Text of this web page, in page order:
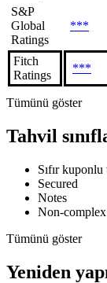
S&P
Global
Ratings
***
Fitch
Ratings
***
Tümünü göster
Tahvil
Sıfır
Secured
Notes
Non-
Tümünü göster
Yeniden